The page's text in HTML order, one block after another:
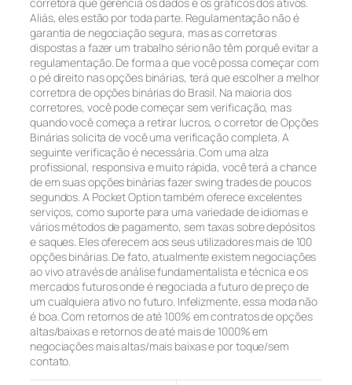
Aliás, eles estão por toda parte. Regulamentação não é
garantia de negociação segura, mas as corretoras
dispostas a fazer um trabalho sério não têm porquê evitar a
regulamentação. De forma a que você possa começar com
o pé direito nas opções binárias, terá que escolher a melhor
corretora de opções binárias do Brasil. Na maioria dos
corretores, você pode começar sem verificação, mas
quando você começa a retirar lucros, o corretor de Opções
Binárias solicita de você uma verificação completa. A
seguinte verificação é necessária. Com uma alza
profissional, responsiva e muito rápida, você terá a chance
de em suas opções binárias fazer swing trades de poucos
segundos. A Pocket Option também oferece excelentes
serviços, como suporte para uma variedade de idiomas e
vários métodos de pagamento, sem taxas sobre depósitos
e saques. Eles oferecem aos seus utilizadores mais de 100
opções binárias. De fato, atualmente existem negociações
ao vivo através de análise fundamentalista e técnica e os
mercados futuros onde é negociada a futuro de preço de
um cualquiera ativo no futuro. Infelizmente, essa moda não
é boa. Com retornos de até 100% em contratos de opções
altas/baixas e retornos de até mais de 1000% em
negociações mais altas/mais baixas e por toque/sem
contato.